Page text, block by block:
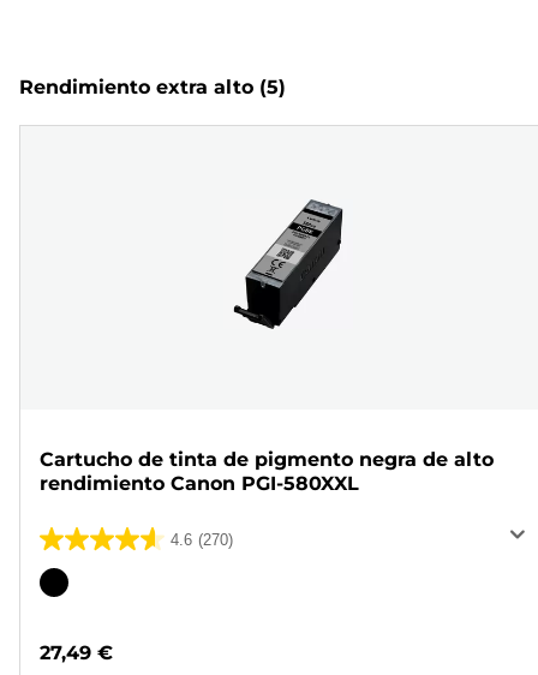
Rendimiento extra alto (5)
Cartucho de tinta de pigmento negra de alto
rendimiento Canon PGI-580XXL
4.6 (270)
4.6
de
270
Cartucho
color
27,49 €